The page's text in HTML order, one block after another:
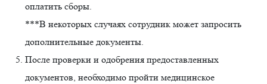
оплатить сборы.
***В некоторых случаях сотрудник может запросить
дополнительные документы.
После проверки и одобрения предоставленных
документов, необходимо пройти медицинское